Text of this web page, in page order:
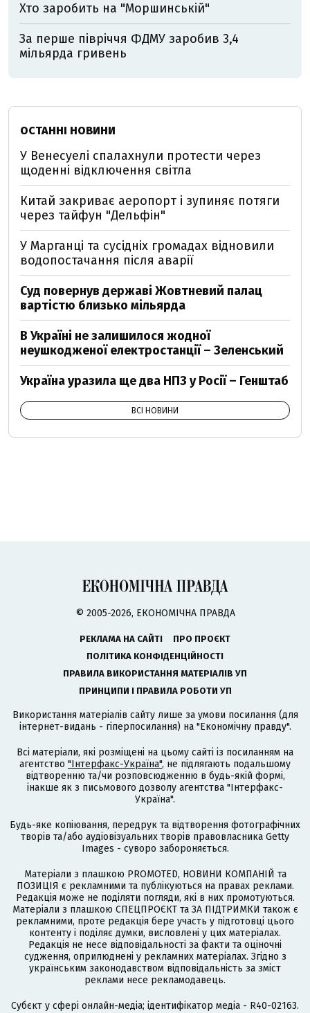
Хто заробить на "Моршинській"
За перше півріччя ФДМУ заробив 3,4
мільярда гривень
ОСТАННІ НОВИНИ
У Венесуелі спалахнули протести через
щоденні відключення світла
Китай закриває аеропорт і зупиняє потяги
через тайфун "Дельфін"
У Марганці та сусідніх громадах відновили
водопостачання після аварії
Суд повернув державі Жовтневий палац
вартістю близько мільярда
В Україні не залишилося жодної
неушкодженої електростанції – Зеленський
Україна уразила ще два НПЗ у Росії – Генштаб
ВСІ НОВИНИ
© 2005-2026, ЕКОНОМІЧНА ПРАВДА
РЕКЛАМА НА САЙТІ
ПРО ПРОЄКТ
ПОЛІТИКА КОНФІДЕНЦІЙНОСТІ
ПРАВИЛА ВИКОРИСТАННЯ МАТЕРІАЛІВ УП
ПРИНЦИПИ І ПРАВИЛА РОБОТИ УП
Використання матеріалів сайту лише за умови посилання (для
інтернет-видань - гіперпосилання) на "Економічну правду".
Всі матеріали, які розміщені на цьому сайті із посиланням на
агентство "Інтерфакс-Україна", не підлягають подальшому
відтворенню та/чи розповсюдженню в будь-якій формі,
інакше як з письмового дозволу агентства "Інтерфакс-
Україна".
Будь-яке копіювання, передрук та відтворення фотографічних
творів та/або аудіовізуальних творів правовласника Getty
Images - суворо забороняється.
Матеріали з плашкою PROMOTED, НОВИНИ КОМПАНІЙ та
ПОЗИЦІЯ є рекламними та публікуються на правах реклами.
Редакція може не поділяти погляди, які в них промотуються.
Матеріали з плашкою СПЕЦПРОЄКТ та ЗА ПІДТРИМКИ також є
рекламними, проте редакція бере участь у підготовці цього
контенту і поділяє думки, висловлені у цих матеріалах.
Редакція не несе відповідальності за факти та оціночні
судження, оприлюднені у рекламних матеріалах. Згідно з
українським законодавством відповідальність за зміст
реклами несе рекламодавець.
Cубєкт у сфері онлайн-медіа; ідентифікатор медіа - R40-02163.